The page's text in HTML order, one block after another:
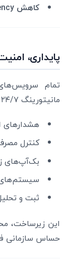
کاهش Latency
پایداری، امنیت و
تمام
مانیتورینگ ۲۴/۷ قرار دارند.
هشدارهای
کنترل
بک‌آپ‌های
سیستم‌های
ثبت و
این زیرساخت،
حساس سازمانی